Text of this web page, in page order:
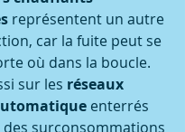
représentent un autre
car la fuite peut se
où dans la boucle.
sur les réseaux
enterrés
surconsommations